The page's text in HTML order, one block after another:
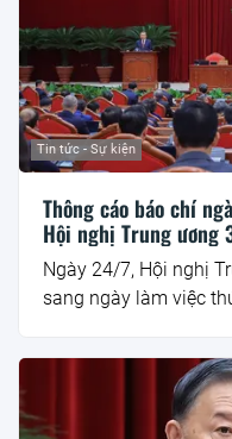
Tin tức - Sự kiện
Thông cáo báo chí
Hội nghị Trung ương
Ngày 24/7, Hội nghị
sang ngày làm việc